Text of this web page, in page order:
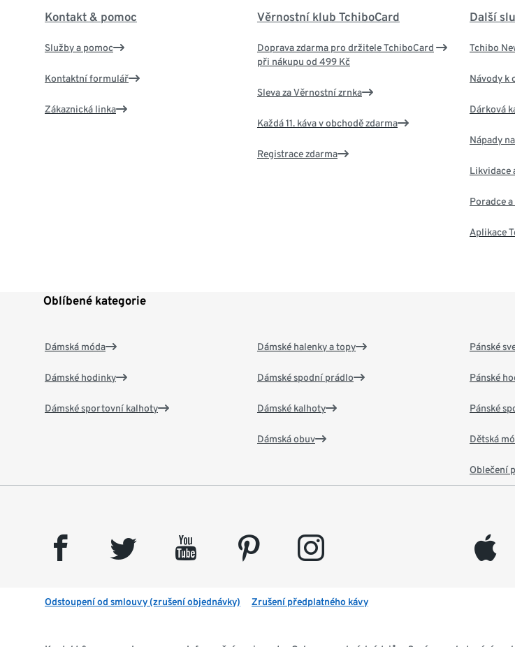
Kontakt & pomoc
Služby a pomoc
Kontaktní formulář
Zákaznická linka
Věrnostní klub TchiboCard
Doprava zdarma pro držitele TchiboCard
při nákupu od 499 Kč
Sleva za Věrnostní zrnka
Každá 11. káva v obchodě zdarma
Registrace zdarma
Další
Tchibo
Návody k
Dárková
Nápady
Likvidace
Poradce
Aplikace
Oblíbené kategorie
Dámská móda
Dámské hodinky
Dámské sportovní kalhoty
Dámské halenky a topy
Dámské spodní prádlo
Dámské kalhoty
Dámská obuv
Pánské
Pánské
Pánské
Dětská
Oblečení
facebook twitter youtube pinterest instagram appleinc
Odstoupení od smlouvy (zrušení objednávky) Zrušení předplatného kávy